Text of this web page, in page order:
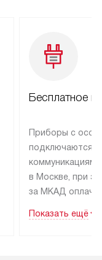
Бесплатное
Приборы с
подключаются к
коммуникациям
в Москве, при
за МКАД
партнера
Показать ещё